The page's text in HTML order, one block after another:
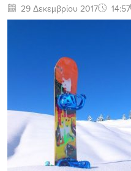
29 Δεκεμβρίου 2017 14:57